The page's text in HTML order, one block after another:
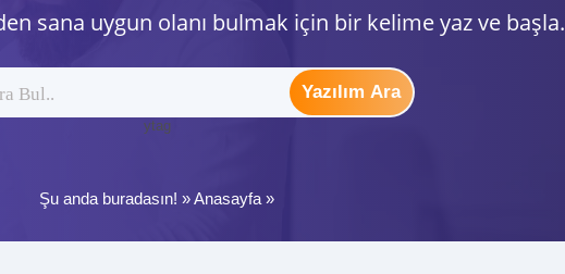
sana uygun olanı bulmak için bir kelime yaz ve başla.
Yazılım Ara
ytag
Şu anda buradasın! »Anasayfa »